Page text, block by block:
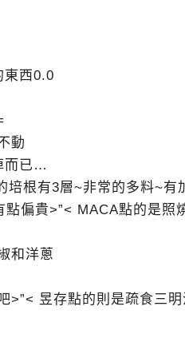
東西0.0
動
而已…
培根有3層~非常的多料~有
偏貴>”< MACA點的是照
和洋蔥
>”< 昱存點的則是疏食三明